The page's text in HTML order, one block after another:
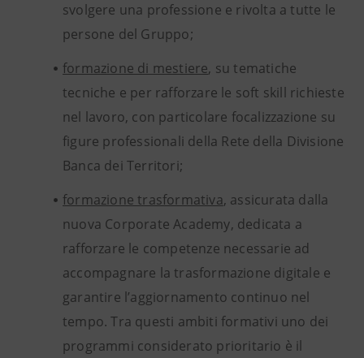
svolgere una professione e rivolta a tutte le
persone del Gruppo;
formazione di mestiere, su tematiche
tecniche e per rafforzare le soft skill richieste
nel lavoro, con particolare focalizzazione su
figure professionali della Rete della Divisione
Banca dei Territori;
formazione trasformativa, assicurata dalla
nuova Corporate Academy, dedicata a
rafforzare le competenze necessarie ad
accompagnare la trasformazione digitale e
garantire l’aggiornamento continuo nel
tempo. Tra questi ambiti formativi uno dei
programmi considerato prioritario è il